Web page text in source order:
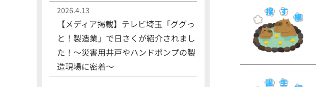
2026.4.13
【メディア掲載】テレビ埼玉「ググっ
と！製造業」で日さくが紹介されまし
た！〜災害用井戸やハンドポンプの製
造現場に密着〜